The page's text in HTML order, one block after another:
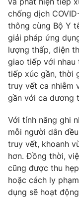
Ðiện thoại Thời báo
Email:
Liên hệ quảng cáo:
® Cấm sao chép
thuận bằng văn bản.
thông tin từ website
chống dịch
thông cùng Bộ Y
giải pháp ứng
lượng thấp, điện
giao tiếp với nhau
tiếp xúc gần, thời
truy vết ca nhiễm
gần với ca dương
Với tính năng ghi
mỗi người dân
truy vết, khoanh
hơn. Đồng thời,
cũng được thu
hoặc cách ly
dụng sẽ hoạt